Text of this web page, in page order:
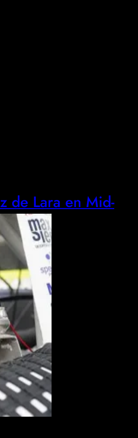
de Lara en Mid-